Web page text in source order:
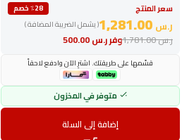
سعر المنتج
٪28 خصم
( يشمل الضريبة المضافة )
ر.س 1,281.00
وفرر.س500.00 ر.س1,781.00
قسّمها على طريقتك. اشترِ الآن وادفع لاحقاً
متوفر في المخزون
إضافة إلى السلة